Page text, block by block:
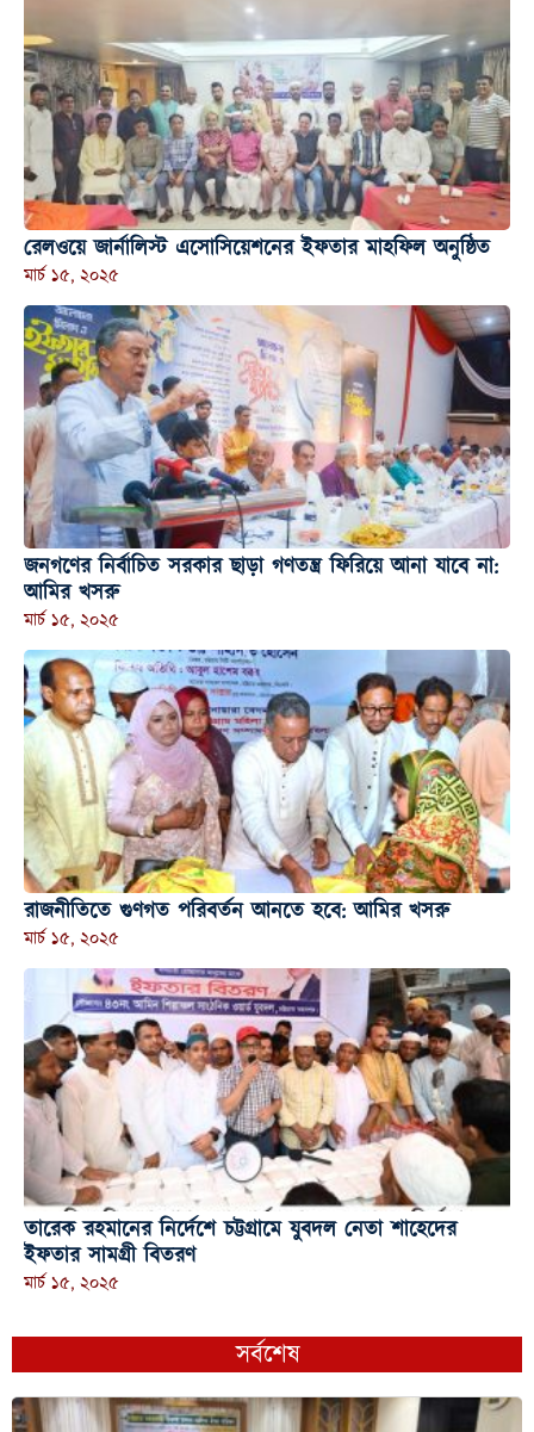
রেলওয়ে জার্নালিস্ট এসোসিয়েশনের ইফতার মাহফিল অনুষ্ঠিত
মার্চ ১৫, ২০২৫
জনগণের নির্বাচিত সরকার ছাড়া গণতন্ত্র ফিরিয়ে আনা যাবে না:
আমির খসরু
মার্চ ১৫, ২০২৫
রাজনীতিতে গুণগত পরিবর্তন আনতে হবে: আমির খসরু
মার্চ ১৫, ২০২৫
তারেক রহমানের নির্দেশে চট্টগ্রামে যুবদল নেতা শাহেদের
ইফতার সামগ্রী বিতরণ
মার্চ ১৫, ২০২৫
সর্বশেষ